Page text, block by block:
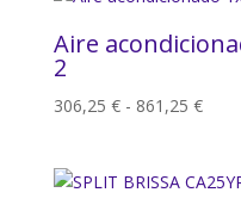
Aire
2
306,25 € - 861,25 €Rango